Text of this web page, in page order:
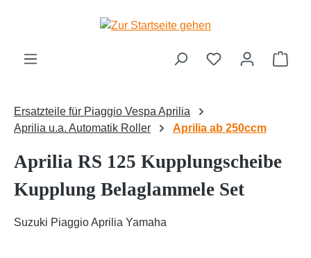
Zum Hauptinhalt springen
Ersatzteile für Piaggio Vespa Aprilia
Aprilia u.a. Automatik Roller
Aprilia ab 250ccm
Aprilia RS 125 Kupplungscheibe
Kupplung Belaglammele Set
Suzuki Piaggio Aprilia Yamaha